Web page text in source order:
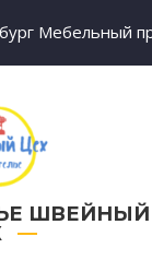
Мебельный
ШВЕЙНЫЙ